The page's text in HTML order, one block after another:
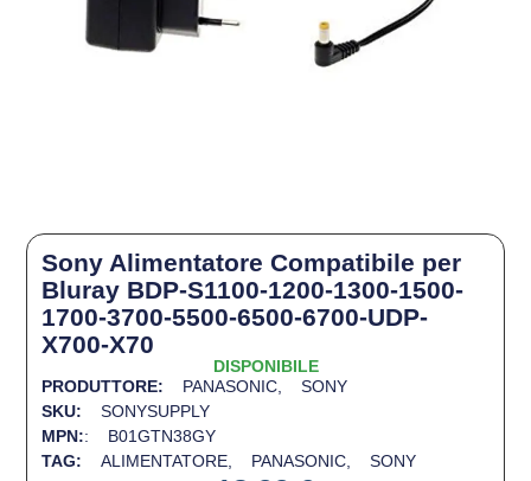
Sony Alimentatore Compatibile per
Bluray BDP-S1100-1200-1300-1500-
1700-3700-5500-6500-6700-UDP-
X700-X70
DISPONIBILE
PRODUTTORE:
PANASONIC,SONY
SKU: SONYSUPPLY
MPN:: B01GTN38GY
TAG:ALIMENTATORE, PANASONIC,SONY